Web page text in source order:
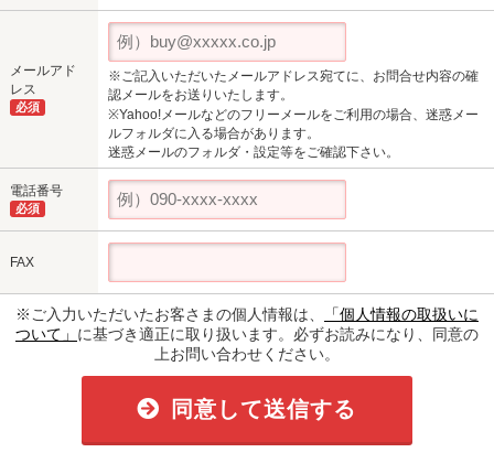
メールアド
レス
必須
※ご記入いただいたメールアドレス宛てに、お問合せ内容の確
認メールをお送りいたします。
※Yahoo!メールなどのフリーメールをご利用の場合、迷惑メー
ルフォルダに入る場合があります。
迷惑メールのフォルダ・設定等をご確認下さい。
電話番号
必須
FAX
※ご入力いただいたお客さまの個人情報は、
「個人情報の取扱いに
ついて」 に基づき適正に取り扱います。必ずお読みになり、同意の
上お問い合わせください。
同意して送信する